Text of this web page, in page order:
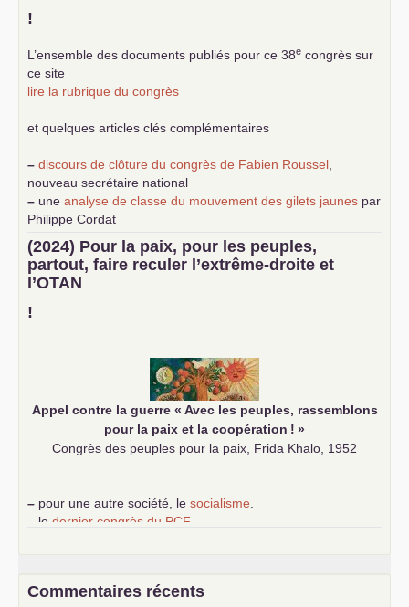
!
L’ensemble des documents publiés pour ce 38e congrès sur
ce site
lire la rubrique du congrès
et quelques articles clés complémentaires
– discours de clôture du congrès de Fabien Roussel
nouveau secrétaire national
– une analyse de classe du mouvement des gilets jaunes par
Philippe Cordat
–
un texte de Jean-Claude Delaunay
le marxisme est la
science sociale de notre temps
–un appel proposé aux partis communistes et ouvrier
d’Europe
–
(2024) Pour la paix, pour les peuples,
partout, faire reculer l’extrême-droite et
l’OTAN
!
Appel contre la guerre « Avec les peuples, rassemblons
pour la paix et la coopération ! »
Congrès des peuples pour la paix, Frida Khalo, 1952
– pour une autre société, le socialisme
le dernier congrès du PCF
science sociale de notre temps
Commentaires récents